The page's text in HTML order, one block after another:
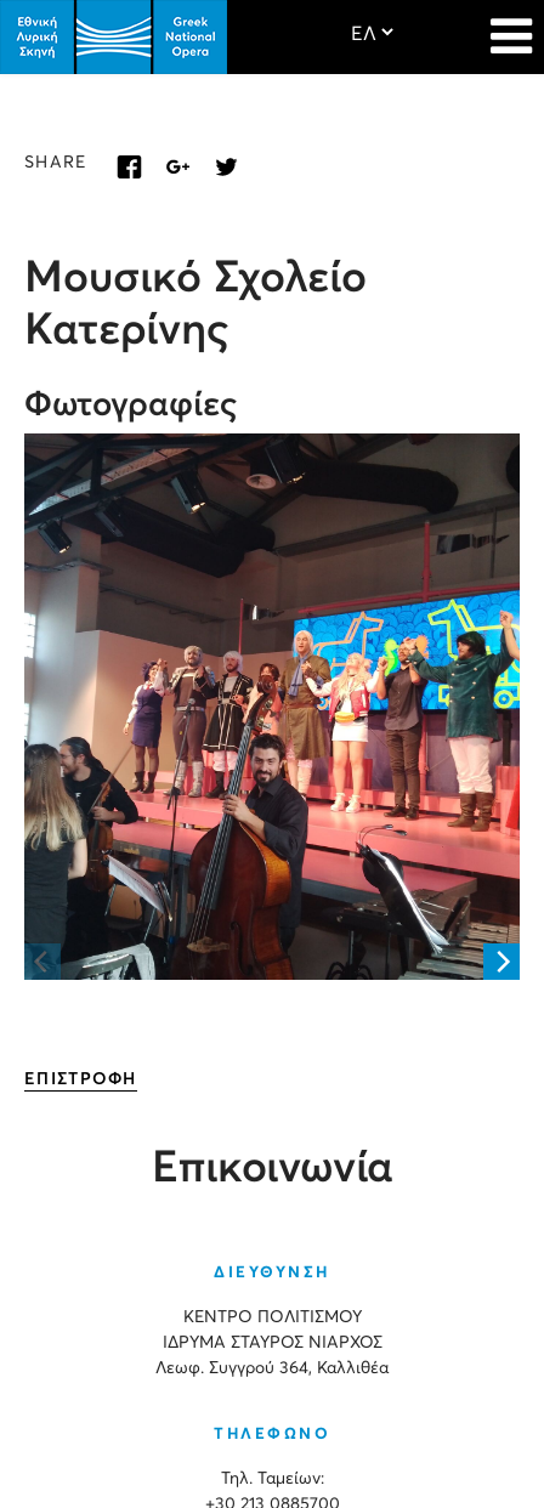
SHARE
Μουσικό Σχολείο
Κατερίνης
Φωτογραφίες
ΕΠΙΣΤΡΟΦΗ
Επικοινωνία
ΔΙΕΥΘΥΝΣΗ
ΚΕΝΤΡΟ ΠΟΛΙΤΙΣΜΟΥ
ΙΔΡΥΜΑ ΣΤΑΥΡΟΣ ΝΙΑΡΧΟΣ
Λεωφ. Συγγρού 364, Καλλιθέα
ΤΗΛΕΦΩΝΟ
Τηλ. Ταμείων:
+30 213 0885700